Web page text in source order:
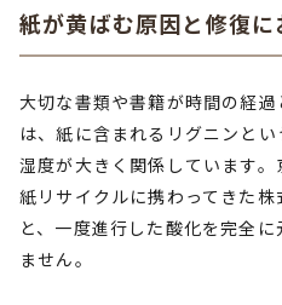
紙が黄ばむ原因と修復に
大切な書類や書籍が時間の経
は、紙に含まれるリグニンと
湿度が大きく関係しています
紙リサイクルに携わってきた
と、一度進行した酸化を完全
ません。